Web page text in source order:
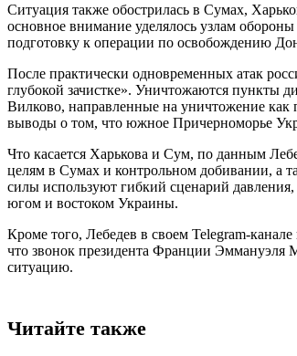
Ситуация также обострилась в Сумах,
основное внимание уделялось узлам
подготовку к операции по освобождению
После практически одновременных атак
глубокой зачистке». Уничтожаются пункты
Вилково, направленные на уничтожение
выводы о том, что южное Причерноморье
Что касается Харькова и Сум, по данным
целям в Сумах и контрольном добивании, а
силы используют гибкий сценарий
югом и востоком Украины.
Кроме того, Лебедев в своем Telegram-
что звонок президента Франции Эммануэля
ситуацию.
Читайте также